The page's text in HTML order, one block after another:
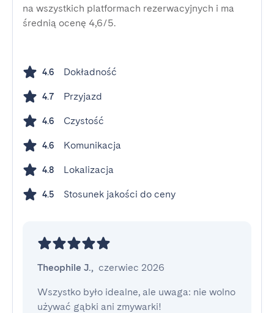
na wszystkich platformach rezerwacyjnych i ma
średnią ocenę 4,6/5.
4.6 Dokładność
4.7 Przyjazd
4.6 Czystość
4.6 Komunikacja
4.8 Lokalizacja
4.5 Stosunek jakości do ceny
Theophile J., czerwiec 2026
Wszystko było idealne, ale uwaga: nie wolno
używać gąbki ani zmywarki!